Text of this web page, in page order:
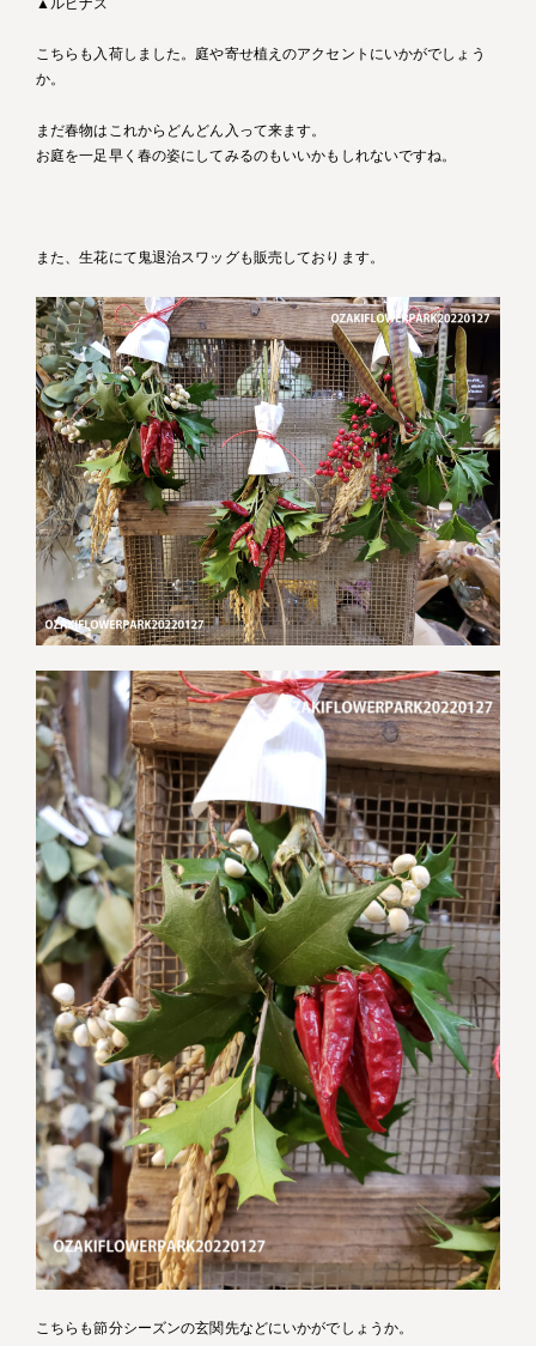
こちらも入荷しました。庭や寄せ植えのアクセントにいかがでしょう
か。
まだ春物はこれからどんどん入って来ます。
お庭を一足早く春の姿にしてみるのもいいかもしれないですね。
また、生花にて鬼退治スワッグも販売しております。
こちらも節分シーズンの玄関先などにいかがでしょうか。